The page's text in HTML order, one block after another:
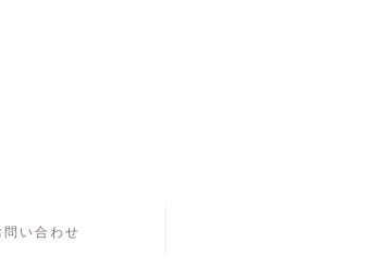
問い合わせ